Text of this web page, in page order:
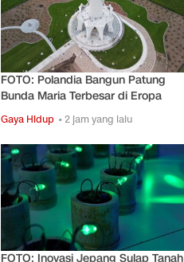
FOTO: Polandia Bangun Patung
Bunda Maria Terbesar di Eropa
Gaya Hidup • 2 jam yang lalu
FOTO: Inovasi Jepang Sulap Tanah